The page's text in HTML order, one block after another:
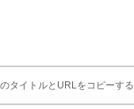
タイトルとURLをコピーする